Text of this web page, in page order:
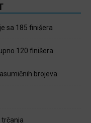
sa 185 finišera
120 finišera
brojeva
trčanja